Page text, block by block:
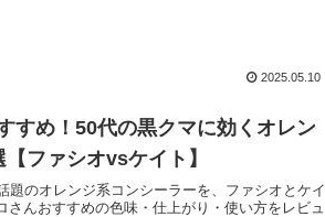
2025.05.10
すめ！50代の黒クマに効くオレン
ファシオvsケイト】
題のオレンジ系コンシーラーを、ファシオとケイ
さんおすすめの色味・仕上がり・使い方をレビュ